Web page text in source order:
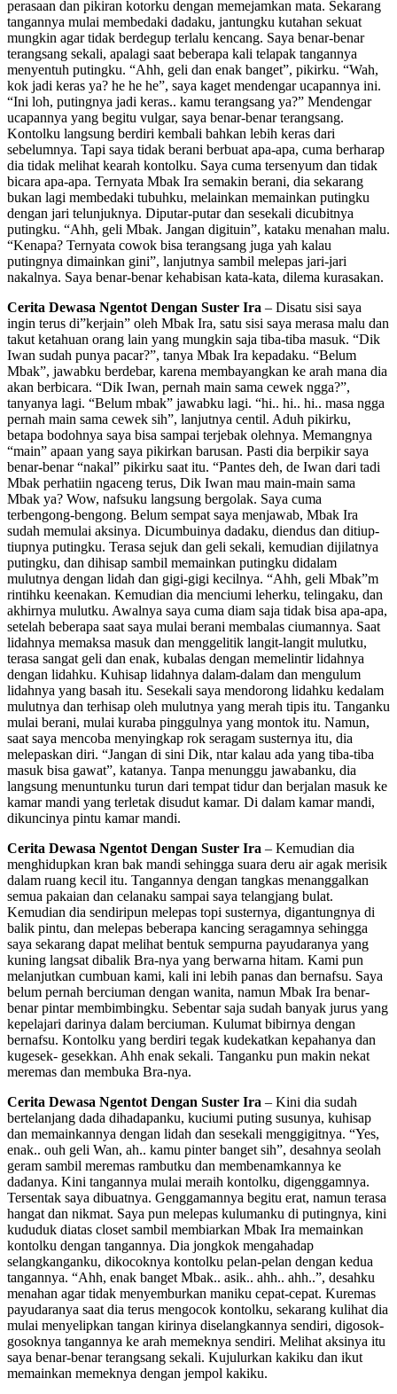
perasaan dan pikiran kotorku dengan memejamkan mata. Sekarang
tangannya mulai membedaki dadaku, jantungku kutahan sekuat
mungkin agar tidak berdegup terlalu kencang. Saya benar-benar
terangsang sekali, apalagi saat beberapa kali telapak tangannya
menyentuh putingku. “Ahh, geli dan enak banget”, pikirku. “Wah,
kok jadi keras ya? he he he”, saya kaget mendengar ucapannya ini.
“Ini loh, putingnya jadi keras.. kamu terangsang ya?” Mendengar
ucapannya yang begitu vulgar, saya benar-benar terangsang.
Kontolku langsung berdiri kembali bahkan lebih keras dari
sebelumnya. Tapi saya tidak berani berbuat apa-apa, cuma berharap
dia tidak melihat kearah kontolku. Saya cuma tersenyum dan tidak
bicara apa-apa. Ternyata Mbak Ira semakin berani, dia sekarang
bukan lagi membedaki tubuhku, melainkan memainkan putingku
dengan jari telunjuknya. Diputar-putar dan sesekali dicubitnya
putingku. “Ahh, geli Mbak. Jangan digituin”, kataku menahan malu.
“Kenapa? Ternyata cowok bisa terangsang juga yah kalau
putingnya dimainkan gini”, lanjutnya sambil melepas jari-jari
nakalnya. Saya benar-benar kehabisan kata-kata, dilema kurasakan.
Cerita Dewasa Ngentot Dengan Suster Ira – Disatu sisi saya
ingin terus di”kerjain” oleh Mbak Ira, satu sisi saya merasa malu dan
takut ketahuan orang lain yang mungkin saja tiba-tiba masuk. “Dik
Iwan sudah punya pacar?”, tanya Mbak Ira kepadaku. “Belum
Mbak”, jawabku berdebar, karena membayangkan ke arah mana dia
akan berbicara. “Dik Iwan, pernah main sama cewek ngga?”,
tanyanya lagi. “Belum mbak” jawabku lagi. “hi.. hi.. hi.. masa ngga
pernah main sama cewek sih”, lanjutnya centil. Aduh pikirku,
betapa bodohnya saya bisa sampai terjebak olehnya. Memangnya
“main” apaan yang saya pikirkan barusan. Pasti dia berpikir saya
benar-benar “nakal” pikirku saat itu. “Pantes deh, de Iwan dari tadi
Mbak perhatiin ngaceng terus, Dik Iwan mau main-main sama
Mbak ya? Wow, nafsuku langsung bergolak. Saya cuma
terbengong-bengong. Belum sempat saya menjawab, Mbak Ira
sudah memulai aksinya. Dicumbuinya dadaku, diendus dan ditiup-
tiupnya putingku. Terasa sejuk dan geli sekali, kemudian dijilatnya
putingku, dan dihisap sambil memainkan putingku didalam
mulutnya dengan lidah dan gigi-gigi kecilnya. “Ahh, geli Mbak”m
rintihku keenakan. Kemudian dia menciumi leherku, telingaku, dan
akhirnya mulutku. Awalnya saya cuma diam saja tidak bisa apa-apa,
setelah beberapa saat saya mulai berani membalas ciumannya. Saat
lidahnya memaksa masuk dan menggelitik langit-langit mulutku,
terasa sangat geli dan enak, kubalas dengan memelintir lidahnya
dengan lidahku. Kuhisap lidahnya dalam-dalam dan mengulum
lidahnya yang basah itu. Sesekali saya mendorong lidahku kedalam
mulutnya dan terhisap oleh mulutnya yang merah tipis itu. Tanganku
mulai berani, mulai kuraba pinggulnya yang montok itu. Namun,
saat saya mencoba menyingkap rok seragam susternya itu, dia
melepaskan diri. “Jangan di sini Dik, ntar kalau ada yang tiba-tiba
masuk bisa gawat”, katanya. Tanpa menunggu jawabanku, dia
langsung menuntunku turun dari tempat tidur dan berjalan masuk ke
kamar mandi yang terletak disudut kamar. Di dalam kamar mandi,
dikuncinya pintu kamar mandi.
Cerita Dewasa Ngentot Dengan Suster Ira – Kemudian dia
menghidupkan kran bak mandi sehingga suara deru air agak merisik
dalam ruang kecil itu. Tangannya dengan tangkas menanggalkan
semua pakaian dan celanaku sampai saya telangjang bulat.
Kemudian dia sendiripun melepas topi susternya, digantungnya di
balik pintu, dan melepas beberapa kancing seragamnya sehingga
saya sekarang dapat melihat bentuk sempurna payudaranya yang
kuning langsat dibalik Bra-nya yang berwarna hitam. Kami pun
melanjutkan cumbuan kami, kali ini lebih panas dan bernafsu. Saya
belum pernah berciuman dengan wanita, namun Mbak Ira benar-
benar pintar membimbingku. Sebentar saja sudah banyak jurus yang
kepelajari darinya dalam berciuman. Kulumat bibirnya dengan
bernafsu. Kontolku yang berdiri tegak kudekatkan kepahanya dan
kugesek- gesekkan. Ahh enak sekali. Tanganku pun makin nekat
meremas dan membuka Bra-nya.
Cerita Dewasa Ngentot Dengan Suster Ira – Kini dia sudah
bertelanjang dada dihadapanku, kuciumi puting susunya, kuhisap
dan memainkannya dengan lidah dan sesekali menggigitnya. “Yes,
enak.. ouh geli Wan, ah.. kamu pinter banget sih”, desahnya seolah
geram sambil meremas rambutku dan membenamkannya ke
dadanya. Kini tangannya mulai meraih kontolku, digenggamnya.
Tersentak saya dibuatnya. Genggamannya begitu erat, namun terasa
hangat dan nikmat. Saya pun melepas kulumanku di putingnya, kini
kududuk diatas closet sambil membiarkan Mbak Ira memainkan
kontolku dengan tangannya. Dia jongkok mengahadap
selangkanganku, dikocoknya kontolku pelan-pelan dengan kedua
tangannya. “Ahh, enak banget Mbak.. asik.. ahh.. ahh..”, desahku
menahan agar tidak menyemburkan maniku cepat-cepat. Kuremas
payudaranya saat dia terus mengocok kontolku, sekarang kulihat dia
mulai menyelipkan tangan kirinya diselangkannya sendiri, digosok-
gosoknya tangannya ke arah memeknya sendiri. Melihat aksinya itu
saya benar-benar terangsang sekali. Kujulurkan kakiku dan ikut
memainkan memeknya dengan jempol kakiku.